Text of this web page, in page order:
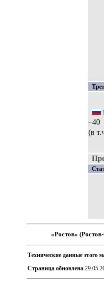
–40
(в
«Ростов»
Технические данные этого
Страница обновлена